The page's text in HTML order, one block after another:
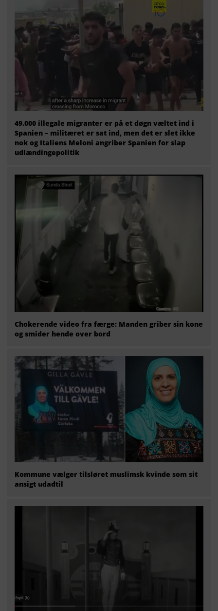
49.000 illegale migranter er på et døgn væltet ind i
Spanien – militæret er sat ind, men det er slet ikke
nok og Italiens Meloni angriber Spanien for slap
udlændingepolitik
Chokerende video fra færge: Manden griber sin kone
og smider hende over bord
Kommune vælger tilsløret muslimsk kvinde som sit
ansigt udadtil